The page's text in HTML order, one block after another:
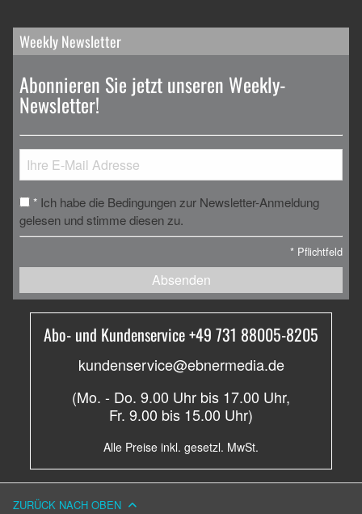
Weekly Newsletter
Abonnieren Sie jetzt unseren Weekly-
Newsletter!
* Ich habe die Bedingungen zur Newsletter-Anmeldung
gelesen und stimme diesen zu.
* Pflichtfeld
Absenden
Abo- und Kundenservice +49 731 88005-8205
kundenservice@ebnermedia.de
(Mo. - Do. 9.00 Uhr bis 17.00 Uhr,
Fr. 9.00 bis 15.00 Uhr)
Alle Preise inkl. gesetzl. MwSt.
ZURÜCK NACH OBEN